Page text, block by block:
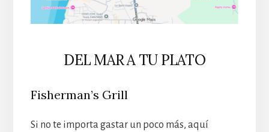
DEL MAR A TU PLATO
Fisherman’s Grill
Si no te importa gastar un poco más, aquí